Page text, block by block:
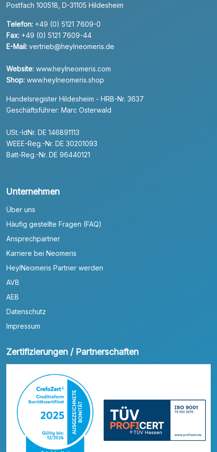
Postfach 100518, D-31105 Hildesheim
Telefon: +49 (0) 5121 7609-0
Fax: +49 (0) 5121 7609-44
E-Mail: vertrieb@heylneomeris.de
Website: www.heylneomeris.com
Shop: www.heylneomeris.shop
Handelsregister Hildesheim - HRB-Nr. 3637
Geschäftsführer: Marc Osterwald
USt.-IdNr. DE 146891113
WEEE-Reg.-Nr. DE 30201093
Batt-Reg.-Nr. DE 96440121
Unternehmen
Über uns
Häufig gestellte Fragen (FAQ)
Ansprechpartner
Karriere bei Neomeris
HeylNeomeris Partner werden
AVB
AEB
Datenschutz
Impressum
Zertifizierungen / Partnerschaften